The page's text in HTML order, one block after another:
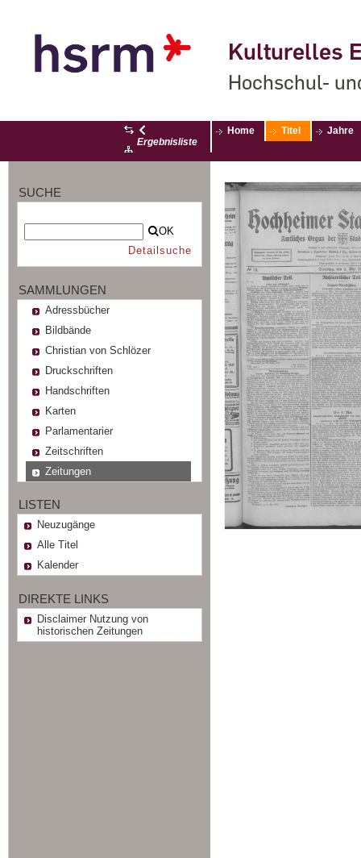
Kulturelles
Hochschul-
Ergebnisliste
Home Titel Jahre
SUCHE
OK
Detailsuche
SAMMLUNGEN
Adressbücher
Bildbände
Christian von Schlözer
Druckschriften
Handschriften
Karten
Parlamentarier
Zeitschriften
Zeitungen
LISTEN
Neuzugänge
Alle Titel
Kalender
DIREKTE LINKS
Disclaimer Nutzung von
historischen Zeitungen